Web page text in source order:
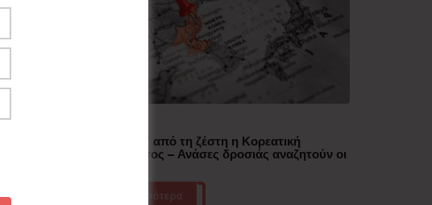
“Έλιωσε” από τη ζέστη η Κορεατική
Χερσόνησος – Ανάσες δροσιάς αναζητούν οι
Περισσότερα